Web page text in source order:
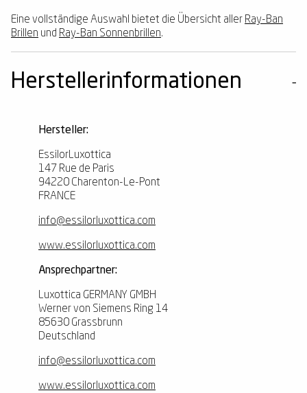
Eine vollständige Auswahl bietet die Übersicht aller Ray-Ban
Brillen und Ray-Ban Sonnenbrillen.
Herstellerinformationen
Hersteller:
EssilorLuxottica
147 Rue de Paris
94220 Charenton-Le-Pont
FRANCE
info@essilorluxottica.com
www.essilorluxottica.com
Ansprechpartner:
Luxottica GERMANY GMBH
Werner von Siemens Ring 14
85630 Grassbrunn
Deutschland
info@essilorluxottica.com
www.essilorluxottica.com